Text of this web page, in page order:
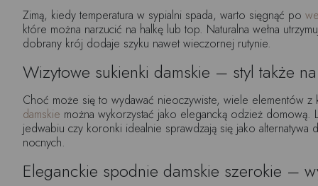
Zimą, kiedy temperatura w sypialni spada, warto sięgnąć po
które można narzucić na halkę lub top. Naturalna wełna
dobrany krój dodaje szyku nawet wieczornej rutynie.
Wizytowe sukienki damskie – styl także
Choć może się to wydawać nieoczywiste, wiele elementów
damskie można wykorzystać jako elegancką odzież
jedwabiu czy koronki idealnie sprawdzają się jako alternatywa
nocnych.
Eleganckie spodnie damskie szerokie –